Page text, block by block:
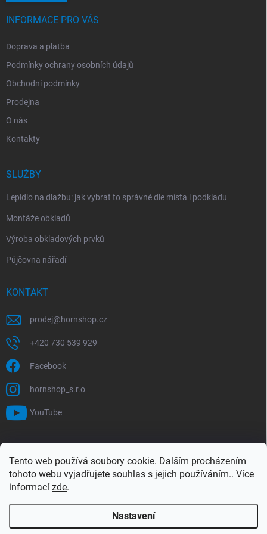
Tento web používá soubory cookie. Dalším procházením
tohoto webu vyjadřujete souhlas s jejich používáním.. Více
informací zde.
Nastavení
INFORMACE PRO VÁS
Doprava a platba
Podmínky ochrany osobních údajů
Obchodní podmínky
Prodejna
O nás
Kontakty
SLUŽBY
Lepidlo na dlažbu: jak vybrat to správné dle místa i podkladu
Montáže obkladů
Výroba obkladových prvků
Půjčovna nářadí
KONTAKT
prodej@hornshop.cz
+420 730 539 929
Facebook
hornshop_s.r.o
YouTube
Hledat